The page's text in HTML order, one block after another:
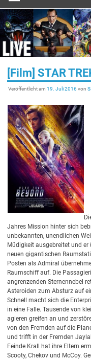
[Film] STAR
Veröffentlicht am19. Juli 2016 von
Jahres Mission hinter sich
unbekannten, unendlichen
Müdigkeit ausgebreitet und
neuen gigantischen
Posten als Admiral
Raumschiff auf. Die
angrenzenden Sternennebel
Asteroiden zum Absturz auf
Schnell macht sich die
in eine Falle. Tausende von
agieren greifen an und
von den Fremden auf die
und trifft in der Fremden
Feinde Krall hat ihre Eltern
Scooty, Chekov und McCoy.